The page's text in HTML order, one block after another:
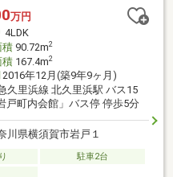
「お家探し」「ご売却」は
笠におまかせ下さい！
万円
4LDK
積90.72m2
積167.4m2
2016年12月(築9年9ヶ月)
久里浜線 北久里浜駅 バス15
戸町内会館」バス停 停歩5分
川県横須賀市岩戸１
駐車2台